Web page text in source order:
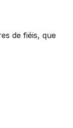
de fiéis, que